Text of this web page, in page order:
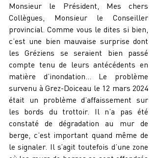
Monsieur le Président, Mes chers
Collègues, Monsieur le Conseiller
provincial. Comme vous le dites si bien,
c’est une bien mauvaise surprise dont
les Gréziens se seraient bien passé
compte tenu de leurs antécédents en
matière d’inondation… Le problème
survenu à Grez-Doiceau le 12 mars 2024
était un problème d’affaissement sur
les bords du trottoir. Il n’a pas été
constaté de dégradation au mur de
berge, c’est important quand même de
le signaler. Il s’agit toutefois d’une zone